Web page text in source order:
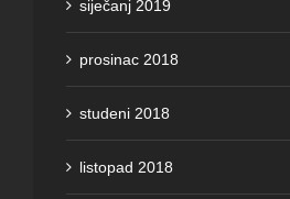
siječanj 2019
prosinac 2018
studeni 2018
listopad 2018